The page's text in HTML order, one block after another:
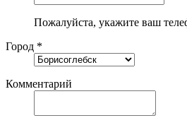
Пожалуйста, укажите ваш
Город *
Комментарий